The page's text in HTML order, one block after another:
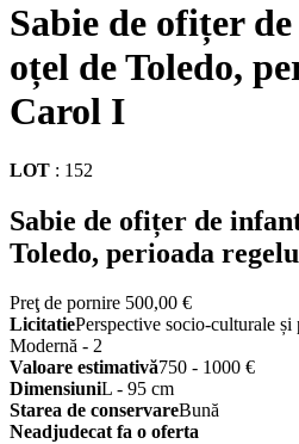
Sabie de ofițer
oțel de Toledo,
Carol I
LOT : 152
Sabie de ofițer de
Toledo, perioada
Preţ de pornire 500,00 €
LicitatiePerspective socio-culturale
Modernă - 2
Valoare estimativă750 - 1000 €
DimensiuniL - 95 cm
Starea de conservareBună
Neadjudecat fa o oferta